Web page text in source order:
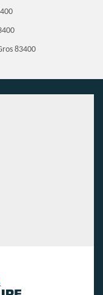
83400